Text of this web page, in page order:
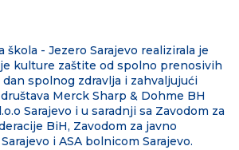
škola - Jezero Sarajevo realizirala je
kulture zaštite od spolno prenosivih
spolnog zdravlja i zahvaljujući
Merck Sharp & Dohme BH
Sarajevo i u saradnji sa Zavodom za
BiH, Zavodom za javno
i ASA bolnicom Sarajevo.